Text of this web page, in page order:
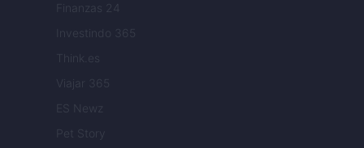
Finanzas 24
Investindo 365
Think.es
Viajar 365
ES Newz
Pet Story